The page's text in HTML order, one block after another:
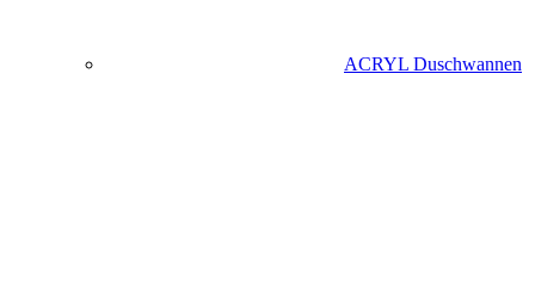
ACRYL Duschwannen